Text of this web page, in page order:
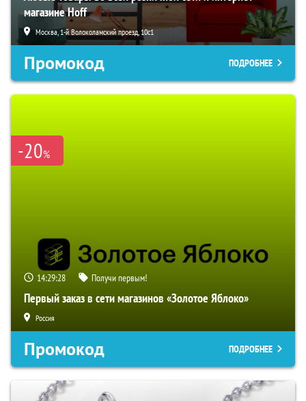
магазине Hoff
Москва, 1-й Волоколамский проезд, 10с1
Промокод ПОДРОБНЕЕ
-20%
14:29:27 Получи первым!
Первый заказ в сети магазинов «Золотое Яблоко»
Россия
Промокод ПОДРОБНЕЕ